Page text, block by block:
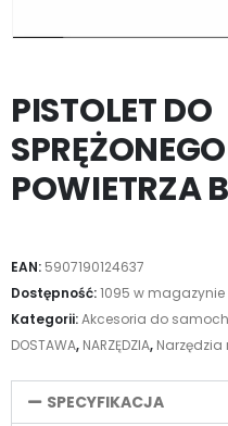
PISTOLET DO
SPRĘŻONEGO
POWIETRZA
EAN: 5907190124637
Dostępność:1095 w magazynie
Kategorii:Akcesoria do
DOSTAWA, NARZĘDZIA, Narzędzia
SPECYFIKACJA